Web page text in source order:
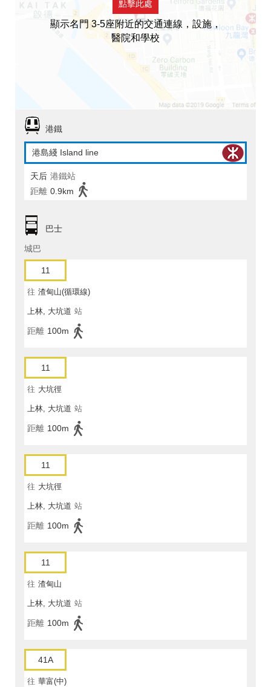
點擊此處
顯示名門 3-5座附近的交通連線，設施，
醫院和學校
港鐵
港島綫 Island line
天后 港鐵站
距離 0.9km
巴士
城巴
11
往 渣甸山(循環線)
上林, 大坑道 站
距離 100m
11
往 大坑徑
上林, 大坑道 站
距離 100m
11
往 大坑徑
上林, 大坑道 站
距離 100m
11
往 渣甸山
上林, 大坑道 站
距離 100m
41A
往 華富(中)